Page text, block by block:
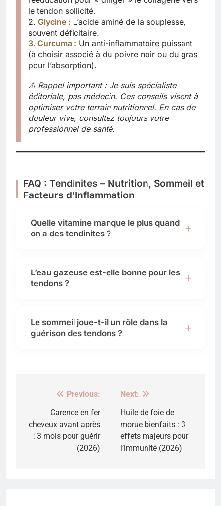
le tendon sollicité.
2. Glycine : L’acide aminé de la souplesse,
souvent déficitaire.
3. Curcuma : Un anti-inflammatoire puissant
(à choisir associé à du poivre noir ou du gras
pour l’absorption).
⚠️ Rappel important : Je suis spécialiste
éditoriale, pas médecin. Ces conseils visent à
optimiser votre terrain nutritionnel. En cas de
douleur vive, consultez toujours votre
professionnel de santé.
FAQ : Tendinites – Nutrition, Sommeil et
Facteurs d’Inflammation
Quelle vitamine manque le plus quand
on a des tendinites ?
L’eau gazeuse est-elle bonne pour les
tendons ?
Le sommeil joue-t-il un rôle dans la
guérison des tendons ?
Navigation
l’article
Previous:
Carence en fer
cheveux avant après
: 3 mois pour guérir
(2026)
Next:
Huile de foie de
morue bienfaits : 3
effets majeurs pour
l’immunité (2026)